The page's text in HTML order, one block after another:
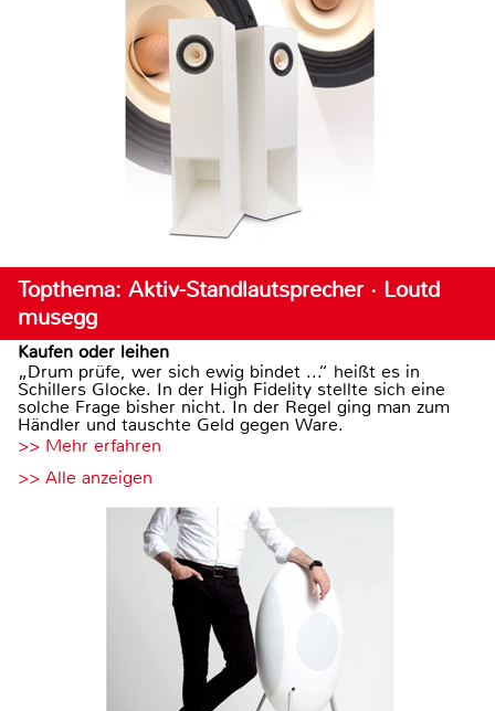
Topthema: Aktiv-Standlautsprecher · Loutd
musegg
Kaufen oder leihen
„Drum prüfe, wer sich ewig bindet ...“ heißt es in
Schillers Glocke. In der High Fidelity stellte sich eine
solche Frage bisher nicht. In der Regel ging man zum
Händler und tauschte Geld gegen Ware.
>> Mehr erfahren
>> Alle anzeigen